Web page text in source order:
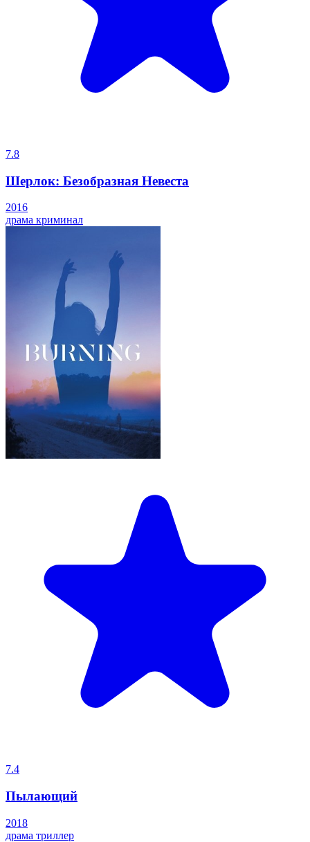
7.8
Шерлок: Безобразная Невеста
2016
драма криминал
7.4
Пылающий
2018
драма триллер